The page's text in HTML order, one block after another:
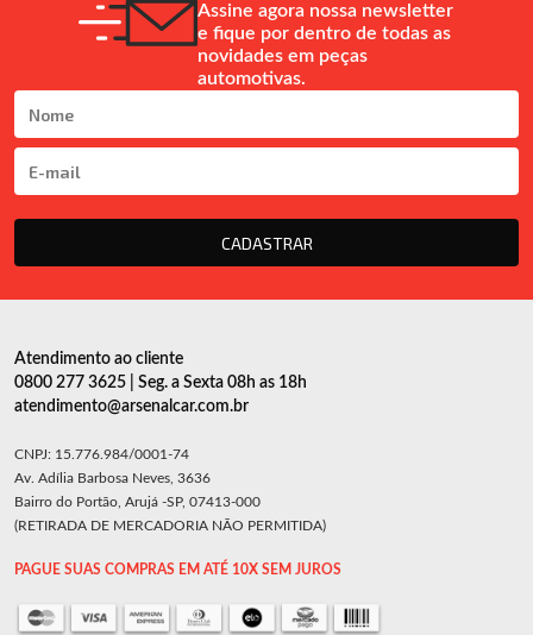
Assine agora nossa newsletter
e fique por dentro de todas as
novidades em peças
automotivas.
CADASTRAR
Atendimento ao cliente
0800 277 3625 | Seg. a Sexta 08h as 18h
atendimento@arsenalcar.com.br
CNPJ: 15.776.984/0001-74
Av. Adília Barbosa Neves, 3636
Bairro do Portão, Arujá -SP, 07413-000
(RETIRADA DE MERCADORIA NÃO PERMITIDA)
PAGUE SUAS COMPRAS EM ATÉ 10X SEM JUROS